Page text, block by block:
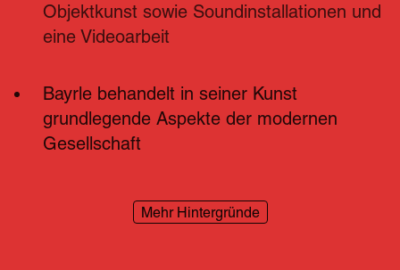
Objektkunst sowie Soundinstallationen und
eine Videoarbeit
Bayrle behandelt in seiner Kunst
grundlegende Aspekte der modernen
Gesellschaft
Mehr Hintergründe